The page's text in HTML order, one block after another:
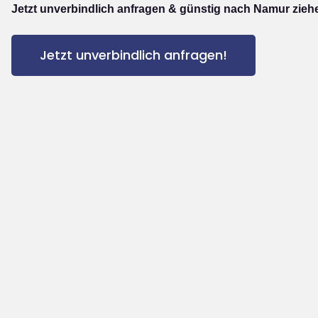
Jetzt unverbindlich anfragen & günstig nach Namur
Jetzt unverbindlich anfragen!